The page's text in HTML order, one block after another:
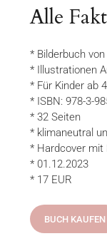
Alle
* Bilderbuch
* Illustrationen
* Für Kinder ab
* ISBN: 978-3-
* 32 Seiten
* klimaneutral
* Hardcover mit
* 01.12.2023
* 17 EUR
BUCH KAUFEN